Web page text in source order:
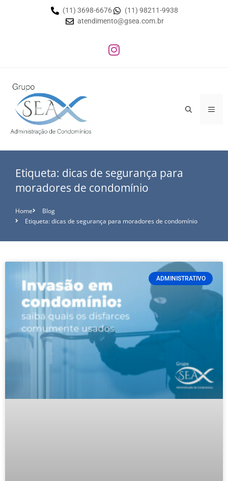
(11) 3698-6676
(11) 98211-9938
atendimento@gsea.com.br
Etiqueta: dicas de segurança para
moradores de condomínio
Home
Blog
Etiqueta: dicas de segurança para moradores de condomínio
ADMINISTRATIVO